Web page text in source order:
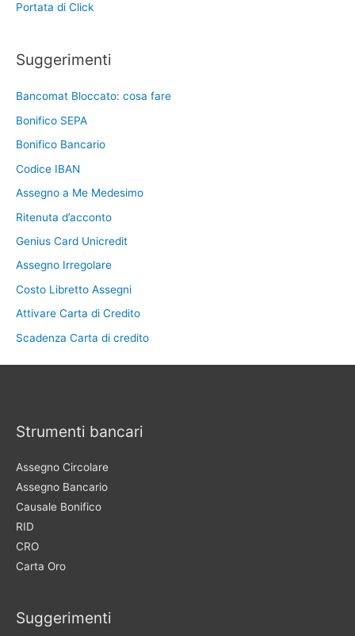
Portata di Click
Suggerimenti
Bancomat Bloccato: cosa fare
Bonifico SEPA
Bonifico Bancario
Codice IBAN
Assegno a Me Medesimo
Ritenuta d’acconto
Genius Card Unicredit
Assegno Irregolare
Costo Libretto Assegni
Attivare Carta di Credito
Scadenza Carta di credito
Strumenti bancari
Assegno Circolare
Assegno Bancario
Causale Bonifico
RID
CRO
Carta Oro
Suggerimenti